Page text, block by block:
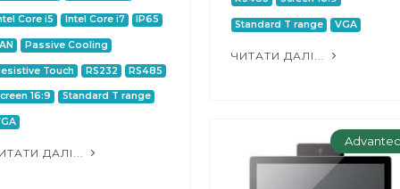
Standard T range VGA
ЧИТАТИ ДАЛІ...
Core i5 Intel Core i7 IP65
Passive Cooling
Touch RS232 RS485
16:9 Standard T range
ДАЛІ...